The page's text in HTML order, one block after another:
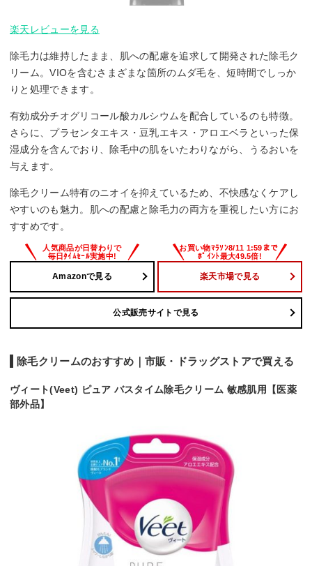
楽天レビューを見る
除毛力は維持したまま、肌への配慮を追求して開発された除毛ク
リーム。VIOを含むさまざまな箇所のムダ毛を、短時間でしっか
りと処理できます。
有効成分チオグリコール酸カルシウムを配合しているのも特徴。
さらに、プラセンタエキス・豆乳エキス・アロエベラといった保
湿成分を含んでおり、除毛中の肌をいたわりながら、うるおいを
与えます。
除毛クリーム特有のニオイを抑えているため、不快感なくケアし
やすいのも魅力。肌への配慮と除毛力の両方を重視したい方にお
すすめです。
Amazonで見る 楽天市場で見る
公式販売サイトで見る
除毛クリームのおすすめ｜市販・ドラッグストアで買える
ヴィート(Veet) ピュア バスタイム除毛クリーム 敏感肌用【医薬
部外品】